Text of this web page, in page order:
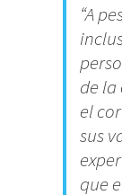
“A
de la
el
sus
que